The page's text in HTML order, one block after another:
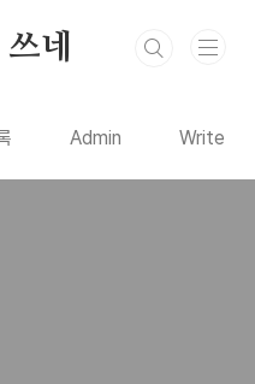
네
Admin Write